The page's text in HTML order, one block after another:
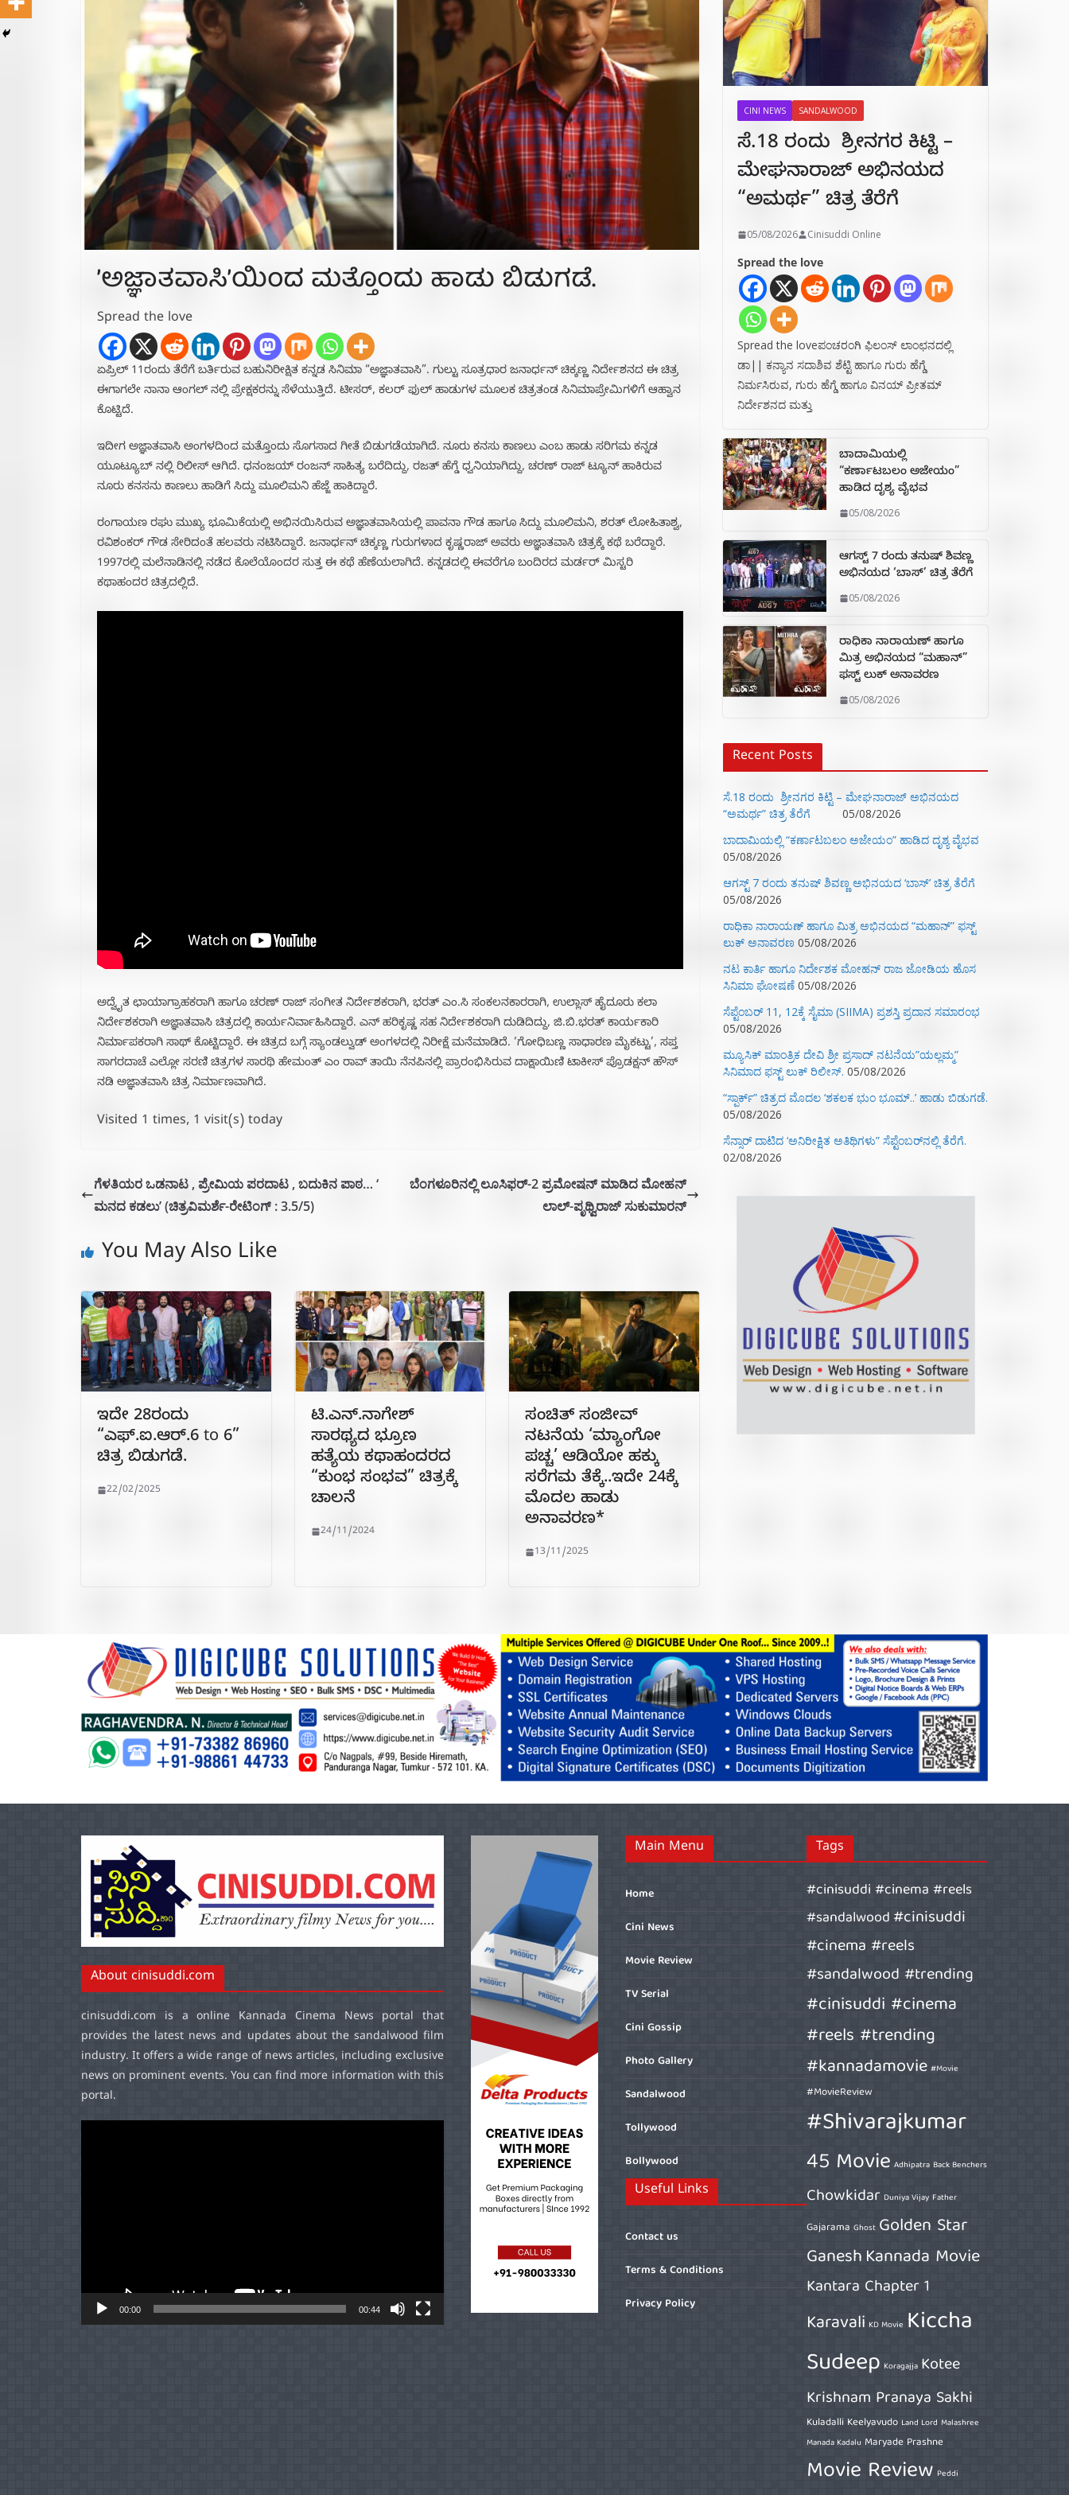
ʼಅಜ್ಞಾತವಾಸಿʼಯಿಂದ ಮತ್ತೊಂದು ಹಾಡು ಬಿಡುಗಡೆ.
Spread the love
ಏಪ್ರಿಲ್‌ 11ರಂದು ತೆರೆಗೆ ಬರ್ತಿರುವ ಬಹುನಿರೀಕ್ಷಿತ ಕನ್ನಡ ಸಿನಿಮಾ “ಅಜ್ಞಾತವಾಸಿ”. ಗುಲ್ಟು ಸೂತ್ರಧಾರ ಜನಾರ್ಧನ್‌ ಚಿಕ್ಕಣ್ಣ ನಿರ್ದೇಶನದ ಈ ಚಿತ್ರ
ಈಗಾಗಲೇ ನಾನಾ ಆಂಗಲ್‌ ನಲ್ಲಿ ಪ್ರೇಕ್ಷಕರನ್ನು ಸೆಳೆಯುತ್ತಿದೆ. ಟೀಸರ್‌, ಕಲರ್‌ ಫುಲ್‌ ಹಾಡುಗಳ ಮೂಲಕ ಚಿತ್ರತಂಡ ಸಿನಿಮಾಪ್ರೇಮಿಗಳಿಗೆ ಆಹ್ವಾನ
ಕೊಟ್ಟಿದೆ.
ಇದೀಗ ಅಜ್ಞಾತವಾಸಿ ಅಂಗಳದಿಂದ ಮತ್ತೊಂದು ಸೊಗಸಾದ ಗೀತೆ ಬಿಡುಗಡೆಯಾಗಿದೆ. ನೂರು ಕನಸು ಕಾಣಲು ಎಂಬ ಹಾಡು ಸರಿಗಮ ಕನ್ನಡ
ಯೂಟ್ಯೂಬ್ ನಲ್ಲಿ ರಿಲೀಸ್ ಆಗಿದೆ. ಧನಂಜಯ್ ರಂಜನ್ ಸಾಹಿತ್ಯ ಬರೆದಿದ್ದು, ರಜತ್ ಹೆಗ್ಡೆ ಧ್ವನಿಯಾಗಿದ್ದು, ಚರಣ್ ರಾಜ್ ಟ್ಯೂನ್ ಹಾಕಿರುವ
ನೂರು ಕನಸನು ಕಾಣಲು ಹಾಡಿಗೆ ಸಿದ್ದು ಮೂಲಿಮನಿ ಹೆಜ್ಜೆ ಹಾಕಿದ್ದಾರೆ.
ರಂಗಾಯಣ ರಘು ಮುಖ್ಯ ಭೂಮಿಕೆಯಲ್ಲಿ ಅಭಿನಯಿಸಿರುವ ಅಜ್ಞಾತವಾಸಿಯಲ್ಲಿ ಪಾವನಾ ಗೌಡ ಹಾಗೂ ಸಿದ್ದು ಮೂಲಿಮನಿ, ಶರತ್ ಲೋಹಿತಾಶ್ವ,
ರವಿಶಂಕರ್ ಗೌಡ ಸೇರಿದಂತೆ ಹಲವರು ನಟಿಸಿದ್ದಾರೆ. ಜನಾರ್ಧನ್ ಚಿಕ್ಕಣ್ಣ ಗುರುಗಳಾದ ಕೃಷ್ಣರಾಜ್ ಅವರು ಅಜ್ಞಾತವಾಸಿ ಚಿತ್ರಕ್ಕೆ ಕಥೆ ಬರೆದ್ದಾರೆ.
1997ರಲ್ಲಿ ಮಲೆನಾಡಿನಲ್ಲಿ ನಡೆದ ಕೊಲೆಯೊಂದರ ಸುತ್ತ ಈ ಕಥೆ ಹೆಣೆಯಲಾಗಿದೆ. ಕನ್ನಡದಲ್ಲಿ ಈವರೆಗೂ ಬಂದಿರದ ಮರ್ಡರ್ ಮಿಸ್ಟರಿ
ಕಥಾಹಂದರ ಚಿತ್ರದಲ್ಲಿದೆ.
ಅದ್ವೈತ ಛಾಯಾಗ್ರಾಹಕರಾಗಿ ಹಾಗೂ ಚರಣ್ ರಾಜ್ ಸಂಗೀತ ನಿರ್ದೇಶಕರಾಗಿ, ಭರತ್ ಎಂ.ಸಿ ಸಂಕಲನಕಾರರಾಗಿ, ಉಲ್ಲಾಸ್ ಹೈದೂರು ಕಲಾ
ನಿರ್ದೇಶಕರಾಗಿ ಅಜ್ಞಾತವಾಸಿ ಚಿತ್ರದಲ್ಲಿ ಕಾರ್ಯನಿರ್ವಾಹಿಸಿದ್ದಾರೆ. ಎನ್ ಹರಿಕೃಷ್ಣ ಸಹ ನಿರ್ದೇಶಕರಾಗಿ ದುಡಿದಿದ್ದು, ಜಿ.ಬಿ.ಭರತ್ ಕಾರ್ಯಕಾರಿ
ನಿರ್ಮಾಪಕರಾಗಿ ಸಾಥ್ ಕೊಟ್ಟಿದ್ದಾರೆ. ಈ ಚಿತ್ರದ ಬಗ್ಗೆ ಸ್ಯಾಂಡಲ್ವುಡ್ ಅಂಗಳದಲ್ಲಿ ನಿರೀಕ್ಷೆ ಮನೆಮಾಡಿದೆ. ‘ಗೋಧಿಬಣ್ಣ ಸಾಧಾರಣ ಮೈಕಟ್ಟು’, ಸಪ್ತ
ಸಾಗರದಾಚೆ ಎಲ್ಲೋ ಸರಣಿ ಚಿತ್ರಗಳ ಸಾರಥಿ ಹೇಮಂತ್ ಎಂ ರಾವ್ ತಾಯಿ ನೆನಪಿನಲ್ಲಿ ಪ್ರಾರಂಭಿಸಿರುವ ದಾಕ್ಷಾಯಿಣಿ ಟಾಕೀಸ್ ಪ್ರೊಡಕ್ಷನ್ ಹೌಸ್
ನಡಿ ಅಜ್ಞಾತವಾಸಿ ಚಿತ್ರ ನಿರ್ಮಾಣವಾಗಿದೆ.
Visited 1 times, 1 visit(s) today
ಗೆಳತಿಯರ ಒಡನಾಟ , ಪ್ರೇಮಿಯ ಪರದಾಟ , ಬದುಕಿನ ಪಾಠ… ‘
ಮನದ ಕಡಲು’ (ಚಿತ್ರವಿಮರ್ಶೆ-ರೇಟಿಂಗ್ : 3.5/5)
ಬೆಂಗಳೂರಿನಲ್ಲಿ ಲೂಸಿಫರ್-2 ಪ್ರಮೋಷನ್ ಮಾಡಿದ ಮೋಹನ್
ಲಾಲ್-ಪೃಥ್ವಿರಾಜ್ ಸುಕುಮಾರನ್
You May Also Like
ಇದೇ 28ರಂದು
“ಎಫ್.ಐ.ಆರ್.6 to 6”
ಚಿತ್ರ ಬಿಡುಗಡೆ.
22/02/2025
ಟಿ.ಎನ್.ನಾಗೇಶ್
ಸಾರಥ್ಯದ ಭ್ರೂಣ
ಹತ್ಯೆಯ ಕಥಾಹಂದರದ
“ಕುಂಭ ಸಂಭವ” ಚಿತ್ರಕ್ಕೆ
ಚಾಲನೆ
24/11/2024
ಸಂಚಿತ್ ಸಂಜೀವ್
ನಟನೆಯ ‘ಮ್ಯಾಂಗೋ
ಪಚ್ಚ’ ಆಡಿಯೋ ಹಕ್ಕು
ಸರೆಗಮ ತೆಕ್ಕೆ..ಇದೇ 24ಕ್ಕೆ
ಮೊದಲ ಹಾಡು
ಅನಾವರಣ*
13/11/2025
CINI NEWS SANDALWOOD
ಸೆ.18 ರಂದು ಶ್ರೀನಗರ ಕಿಟ್ಟಿ –
ಮೇಘನಾರಾಜ್ ಅಭಿನಯದ
“ಅಮರ್ಥ” ಚಿತ್ರ ತೆರೆಗೆ
05/08/2026 Cinisuddi Online
Spread the love
Spread the loveಪಂಚರಂಗಿ ಫಿಲಂಸ್ ಲಾಂಛನದಲ್ಲಿ
ಡಾ|| ಕನ್ಯಾನ ಸದಾಶಿವ ಶೆಟ್ಟಿ ಹಾಗೂ ಗುರು ಹೆಗ್ಡೆ
ನಿರ್ಮಸಿರುವ, ಗುರು ಹೆಗ್ಡೆ ಹಾಗೂ ವಿನಯ್ ಪ್ರೀತಮ್
ನಿರ್ದೇಶನದ ಮತ್ತು
ಬಾದಾಮಿಯಲ್ಲಿ
“ಕರ್ಣಾಟಬಲಂ ಅಜೇಯಂ”
ಹಾಡಿದ ದೃಶ್ಯ ವೈಭವ
05/08/2026
ಆಗಸ್ಟ್ 7 ರಂದು ತನುಷ್ ಶಿವಣ್ಣ
ಅಭಿನಯದ ‘ಬಾಸ್’ ಚಿತ್ರ ತೆರೆಗೆ
05/08/2026
ರಾಧಿಕಾ ನಾರಾಯಣ್ ಹಾಗೂ
ಮಿತ್ರ ಅಭಿನಯದ “ಮಹಾನ್”
ಫಸ್ಟ್ ಲುಕ್ ಅನಾವರಣ
05/08/2026
Recent Posts
ಸೆ.18 ರಂದು ಶ್ರೀನಗರ ಕಿಟ್ಟಿ – ಮೇಘನಾರಾಜ್ ಅಭಿನಯದ
“ಅಮರ್ಥ” ಚಿತ್ರ ತೆರೆಗೆ
05/08/2026
ಬಾದಾಮಿಯಲ್ಲಿ “ಕರ್ಣಾಟಬಲಂ ಅಜೇಯಂ” ಹಾಡಿದ ದೃಶ್ಯ ವೈಭವ
05/08/2026
ಆಗಸ್ಟ್ 7 ರಂದು ತನುಷ್ ಶಿವಣ್ಣ ಅಭಿನಯದ ‘ಬಾಸ್’ ಚಿತ್ರ ತೆರೆಗೆ
05/08/2026
ರಾಧಿಕಾ ನಾರಾಯಣ್ ಹಾಗೂ ಮಿತ್ರ ಅಭಿನಯದ “ಮಹಾನ್” ಫಸ್ಟ್
ಲುಕ್ ಅನಾವರಣ 05/08/2026
ನಟ ಕಾರ್ತಿ ಹಾಗೂ ನಿರ್ದೇಶಕ ಮೋಹನ್ ರಾಜ ಜೋಡಿಯ ಹೊಸ
ಸಿನಿಮಾ ಘೋಷಣೆ 05/08/2026
ಸೆಪ್ಟೆಂಬರ್ 11, 12ಕ್ಕೆ ಸೈಮಾ (SIIMA) ಪ್ರಶಸ್ತಿ ಪ್ರದಾನ ಸಮಾರಂಭ
05/08/2026
ಮ್ಯೂಸಿಕ್‌ ಮಾಂತ್ರಿಕ ದೇವಿ ಶ್ರೀ ಪ್ರಸಾದ್ ನಟನೆಯ”ಯಲ್ಲಮ್ಮ”
ಸಿನಿಮಾದ ಫಸ್ಟ್‌ ಲುಕ್‌ ರಿಲೀಸ್. 05/08/2026
“ಸ್ಪಾರ್ಕ್” ಚಿತ್ರದ ಮೊದಲ‌ ‘ಶಕಲಕ ಭುಂ‌ ಭೂಮ್..’ ಹಾಡು ಬಿಡುಗಡೆ.
05/08/2026
ಸೆನ್ಸಾರ್ ದಾಟಿದ ‘ಅನಿರೀಕ್ಷಿತ ಅತಿಥಿಗಳು” ಸೆಪ್ಟೆಂಬರ್‌ನಲ್ಲಿ ತೆರೆಗೆ.
02/08/2026
About cinisuddi.com
cinisuddi.com is a online Kannada Cinema News portal that
provides the latest news and updates about the sandalwood film
industry. It offers a wide range of news articles, including exclusive
news on prominent events. You can find more information with this
portal.
00:00 00:44
Main Menu
Home
Cini News
Movie Review
TV Serial
Cini Gossip
Photo Gallery
Sandalwood
Tollywood
Bollywood
Useful Links
Contact us
Terms & Conditions
Privacy Policy
Tags
#cinisuddi #cinema #reels
#sandalwood#cinisuddi
#cinema #reels
#sandalwood #trending
#cinisuddi #cinema
#reels #trending
#kannadamovie #Movie
#MovieReview
#Shivarajkumar
45 Movie Adhipatra Back Benchers
Chowkidar Duniya Vijay Father
Gajarama Ghost Golden Star
GaneshKannada Movie
Kantara Chapter 1
Karavali KD Movie Kiccha
Sudeep Koragajja Kotee
Krishnam Pranaya Sakhi
Kuladalli Keelyavudo Land Lord Malashree
Manada Kadalu Maryade Prashne
Movie Review Peddi